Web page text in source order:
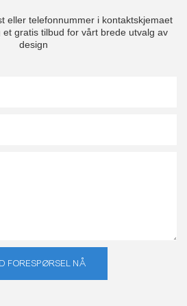
eller telefonnummer i kontaktskjemaet
gratis tilbud for vårt brede utvalg av
design
FORESPØRSEL NÅ